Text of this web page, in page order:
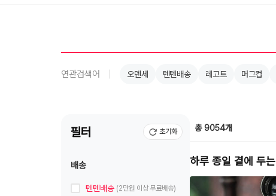
연관검색어 오덴세 텐텐배송 레고트 머그컵
필터 초기화
배송
텐텐배송 (2만원 이상 무료배송)
총 9054개
하루 종일 곁에 두는